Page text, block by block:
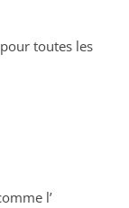
toutes les
l’